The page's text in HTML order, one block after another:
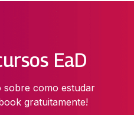
EaD
sobre como estudar
gratuitamente!